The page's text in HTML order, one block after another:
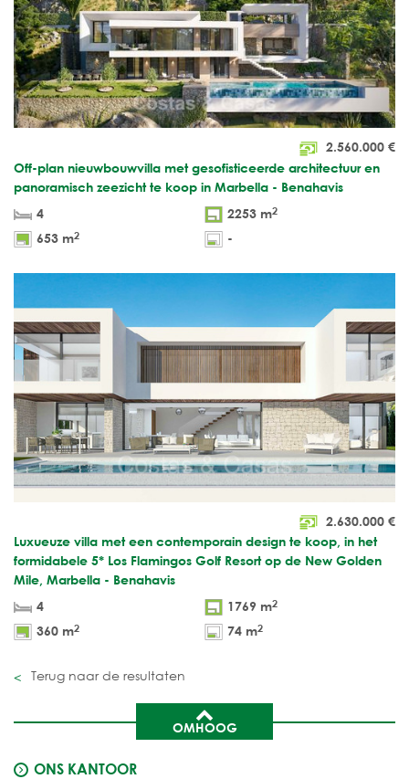
2.560.000 €
Off-plan nieuwbouwvilla met gesofisticeerde architectuur en
panoramisch zeezicht te koop in Marbella - Benahavis
4
2253 m2
653 m2 -
2.630.000 €
Luxueuze villa met een contemporain design te koop, in het
formidabele 5* Los Flamingos Golf Resort op de New Golden
Mile, Marbella - Benahavis
4
1769 m2
360 m2 74 m2
Terug naar de resultaten
OMHOOG
ONS KANTOOR